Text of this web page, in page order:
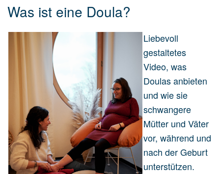
Was ist eine Doula?
Liebevoll
gestaltetes
Video, was
Doulas anbieten
und wie sie
schwangere
Mütter und Väter
vor, während und
nach der Geburt
unterstützen.